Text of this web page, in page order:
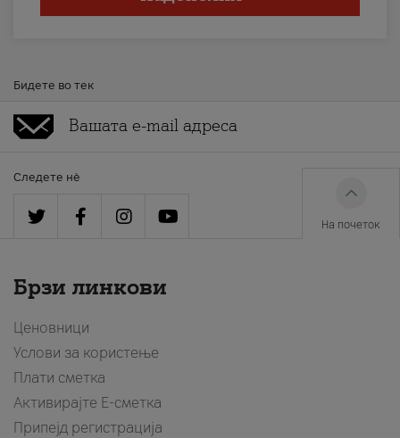
Бидете во тек
Следете нè
На почеток
Брзи линкови
Ценовници
Услови за користење
Плати сметка
Активирајте Е-сметка
Припејд регистрација